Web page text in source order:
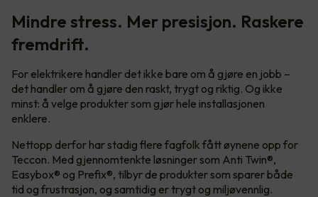
Mindre stress. Mer presisjon. Raskere
fremdrift.
For elektrikere handler det ikke bare om å gjøre en jobb –
det handler om å gjøre den raskt, trygt og riktig. Og ikke
minst: å velge produkter som gjør hele installasjonen
enklere.
Nettopp derfor har stadig flere fagfolk fått øynene opp for
Teccon. Med gjennomtenkte løsninger som Anti Twin®,
Easybox® og Prefix®, tilbyr de produkter som sparer både
tid og frustrasjon, og samtidig er trygt og miljøvennlig.